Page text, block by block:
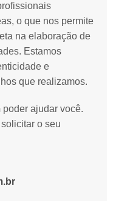
o que nos permite
na elaboração de
Estamos
e
que realizamos.
ajudar você.
o seu